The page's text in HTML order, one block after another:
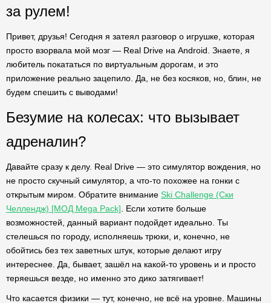
за рулем!
Привет, друзья! Сегодня я затеял разговор о игрушке, которая
просто взорвала мой мозг — Real Drive на Android. Знаете, я
любитель покататься по виртуальным дорогам, и это
приложение реально зацепило. Да, не без косяков, но, блин, не
будем спешить с выводами!
Безумие на колесах: что вызывает
адреналин?
Давайте сразу к делу. Real Drive — это симулятор вождения, но
не просто скучный симулятор, а что-то похожее на гонки с
открытым миром. Обратите внимание Ski Challenge (Ски
Челлендж) [МОД Mega Pack] . Если хотите больше
возможностей, данный вариант подойдет идеально. Ты
стелешься по городу, исполняешь трюки, и, конечно, не
обойтись без тех заветных штук, которые делают игру
интереснее. Да, бывает, зашёл на какой-то уровень и и просто
теряешься везде, но именно это дико затягивает!
Что касается физики — тут, конечно, не всё на уровне. Машины